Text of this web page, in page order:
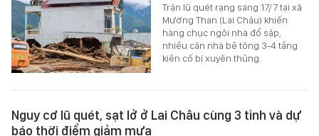
Trận lũ quét rạng sáng 17/7 tại xã
Mường Than (Lai Châu) khiến
hàng chục ngôi nhà đổ sập,
nhiều căn nhà bê tông 3-4 tầng
kiên cố bị xuyên thủng.
Nguy cơ lũ quét, sạt lở ở Lai Châu cùng 3 tỉnh và dự
báo thời điểm giảm mưa